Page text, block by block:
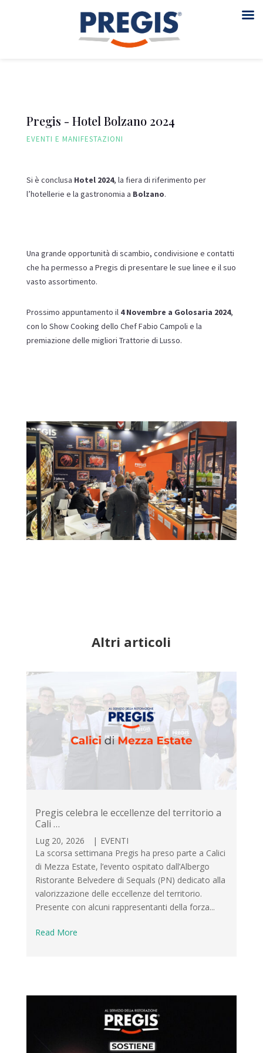
Pregis - Hotel Bolzano 2024
EVENTI E MANIFESTAZIONI
Si è conclusa Hotel 2024, la fiera di riferimento per
l’hotellerie e la gastronomia a Bolzano.
Una grande opportunità di scambio, condivisione e contatti
che ha permesso a Pregis di presentare le sue linee e il suo
vasto assortimento.
Prossimo appuntamento il 4 Novembre a Golosaria 2024,
con lo Show Cooking dello Chef Fabio Campoli e la
premiazione delle migliori Trattorie di Lusso.
Altri articoli
Pregis celebra le eccellenze del territorio a
Cali …
Lug 20, 2026 | EVENTI
La scorsa settimana Pregis ha preso parte a Calici
di Mezza Estate, l’evento ospitato dall’Albergo
Ristorante Belvedere di Sequals (PN) dedicato alla
valorizzazione delle eccellenze del territorio.
Presente con alcuni rappresentanti della forza...
Read More